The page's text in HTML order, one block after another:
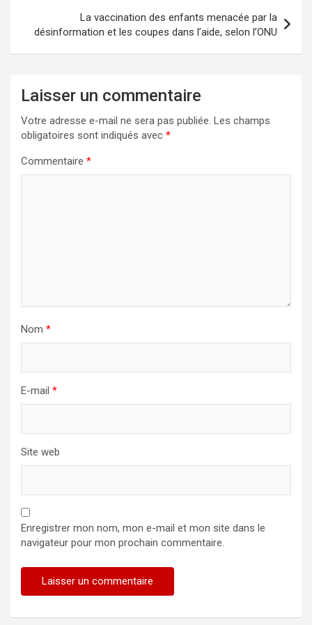
La vaccination des enfants menacée par la
désinformation et les coupes dans l’aide, selon l’ONU
Laisser un commentaire
Votre adresse e-mail ne sera pas publiée. Les champs
obligatoires sont indiqués avec *
Commentaire *
Nom *
E-mail *
Site web
Enregistrer mon nom, mon e-mail et mon site dans le
navigateur pour mon prochain commentaire.